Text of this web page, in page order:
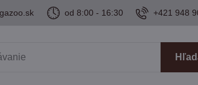
od 8:00 - 16:30 +421 948